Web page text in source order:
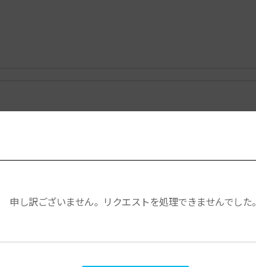
申し訳ございません。リクエストを処理できませんでした。